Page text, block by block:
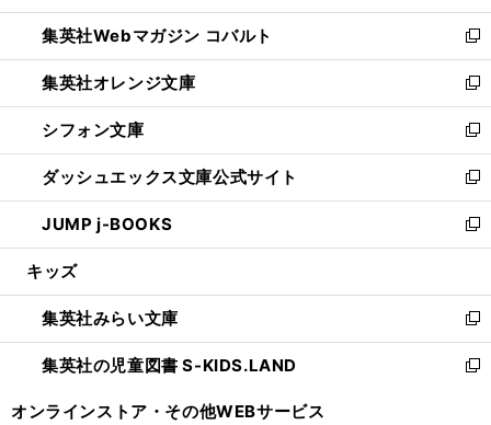
開
く
ウ
で
開
く
ン
ド
ウ
で
開
く
ウ
ィ
ン
ド
ウ
で
開
く
集英社Webマガジン コバルト
新
し
い
ウ
ィ
ン
ド
ウ
で
開
集英社オレンジ文庫
新
し
い
ウ
ィ
ン
ド
ウ
開
く
シフォン文庫
新
し
い
ウ
ィ
ン
ウ
で
開
く
ダッシュエックス文庫公式サイト
新
し
い
ウ
ン
ド
ウ
で
JUMP j-BOOKS
新
し
ウ
ィ
ン
ド
キッズ
集英社みらい文庫
新
し
い
集英社の児童図書 S-KIDS.LAND
新
オンラインストア・ その他WEBサービス